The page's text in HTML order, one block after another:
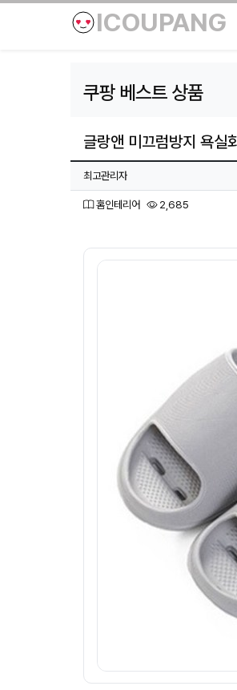
ICOUPANG
쿠팡 베스트 상품
글랑앤 미끄럼방지 욕실
페이지 정보
작성자
최고관리자
분류
홈인테리어 2,685
본문